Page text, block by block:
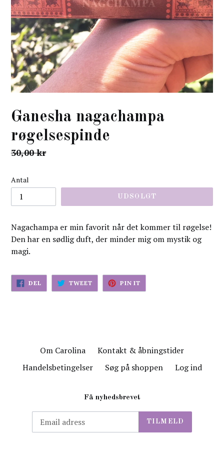
Ganesha nagachampa
røgelsespinde
normal
30,00 kr
Antal
UDSOLGT
Nagachampa er min favorit når det kommer til røgelse!
Den har en sødlig duft, der minder mig om mystik og
magi.
DEL
PÅ
FACEBOK
TWEETTWEET
TWITTER
PIN IT
PINTEREST
Om Carolina
Kontakt & åbningstider
Handelsbetingelser
Søg på shoppen Log ind
Få nyhedsbrevet
TILMELD